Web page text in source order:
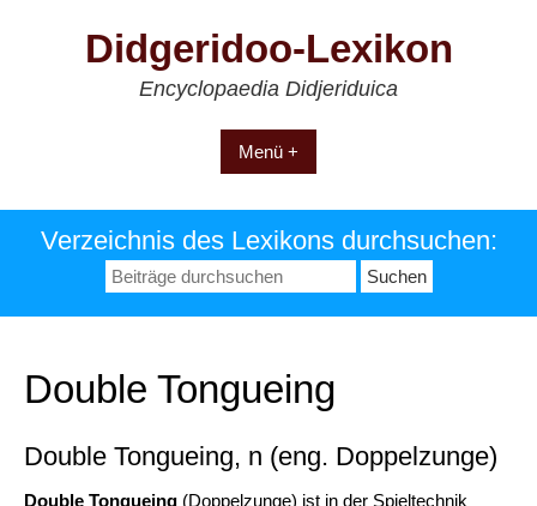
Didgeridoo-Lexikon
Encyclopaedia Didjeriduica
Menü +
Verzeichnis des Lexikons durchsuchen:
Suchen
nach:
Double Tongueing
Double Tongueing, n (eng. Doppelzunge)
Double Tongueing (Doppelzunge) ist in der Spieltechnik